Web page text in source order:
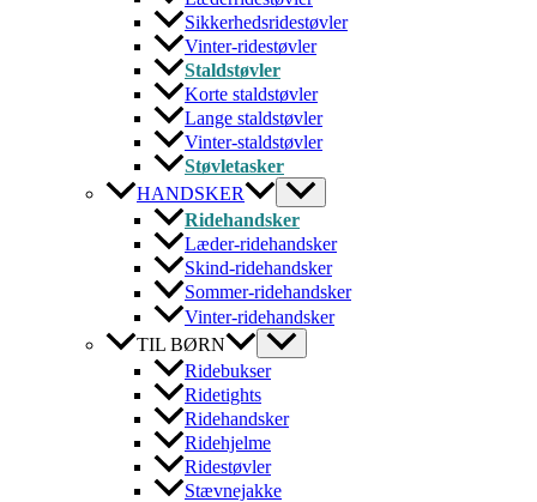
Sikkerhedsridestøvler
Vinter-ridestøvler
Staldstøvler
Korte staldstøvler
Lange staldstøvler
Vinter-staldstøvler
Støvletasker
HANDSKER
Ridehandsker
Læder-ridehandsker
Skind-ridehandsker
Sommer-ridehandsker
Vinter-ridehandsker
TIL BØRN
Ridebukser
Ridetights
Ridehandsker
Ridehjelme
Ridestøvler
Stævnejakke